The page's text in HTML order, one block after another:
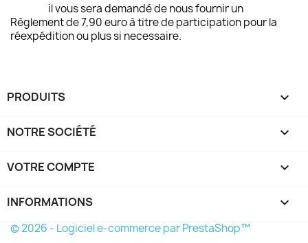
il vous sera demandé de nous fournir un
Règlement de 7,90 euro à titre de participation pour la
réexpédition ou plus si necessaire.
PRODUITS 
NOTRE SOCIÉTÉ 
VOTRE COMPTE 
INFORMATIONS keyboard_arrow_down
© 2026 - Logiciel e-commerce par PrestaShop™